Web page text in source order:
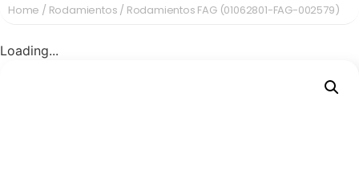
Home / Rodamientos / Rodamientos FAG (01062801-FAG-002579)
Loading...